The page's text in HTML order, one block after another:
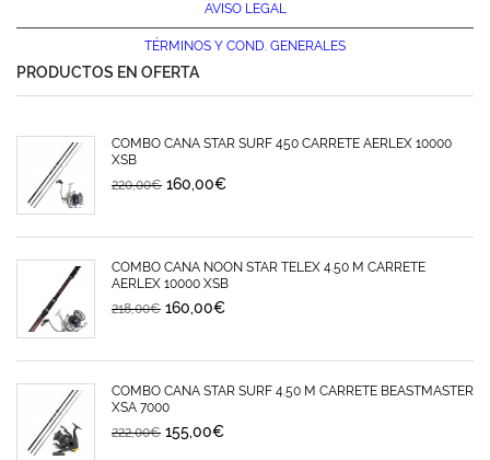
AVISO LEGAL
TÉRMINOS Y COND. GENERALES
PRODUCTOS EN OFERTA
COMBO CAÑA STAR SURF 450 CARRETE AERLEX 10000
XSB
220,00€ 160,00€
COMBO CAÑA NOON STAR TELEX 4.50 M CARRETE
AERLEX 10000 XSB
218,00€ 160,00€
COMBO CAÑA STAR SURF 4.50 M CARRETE BEASTMASTER
XSA 7000
222,00€ 155,00€